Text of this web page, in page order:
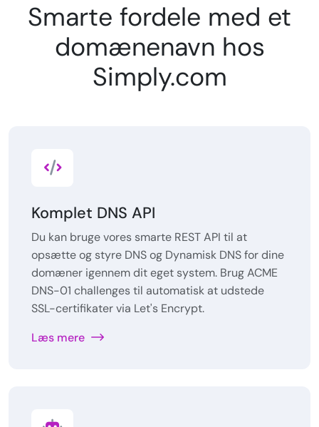
Smarte fordele med et
domænenavn hos
Simply.com
Komplet DNS API
Du kan bruge vores smarte REST API til at
opsætte og styre DNS og Dynamisk DNS for dine
domæner igennem dit eget system. Brug ACME
DNS-01 challenges til automatisk at udstede
SSL-certifikater via Let's Encrypt.
Læs mere